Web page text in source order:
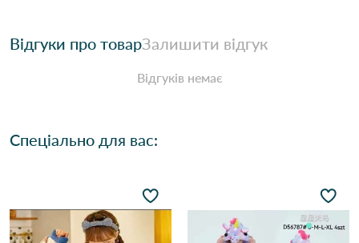
Відгуки про товарЗалишити відгук
Відгуків немає
Спеціально для вас: